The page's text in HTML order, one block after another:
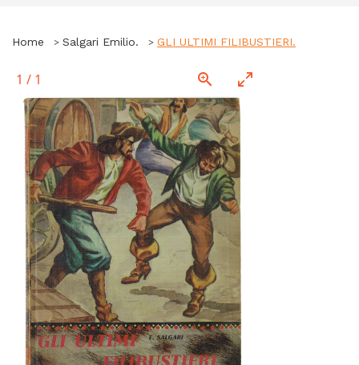
Home Salgari Emilio. GLI ULTIMI FILIBUSTIERI.
1 / 1